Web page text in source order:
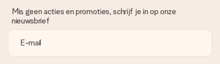
Mis geen acties en promoties, schrijf je in op onze
nieuwsbrief